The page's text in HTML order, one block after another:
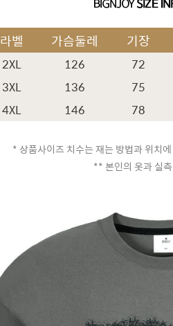
라벨 가슴둘레 기장
2XL 126 72
3XL 136 75
4XL 146 78
* 상품사이즈 치수는 재는 방법과 위치
** 본인의 옷과 실